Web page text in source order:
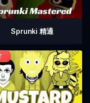
Sprunki 精通